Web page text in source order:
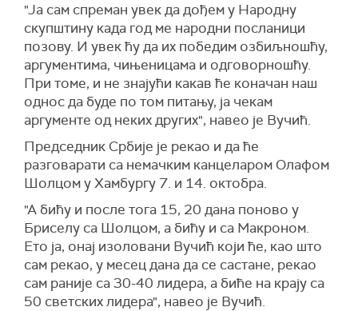
"Ја сам спреман увек да дођем у Народну
скупштину када год ме народни посланици
позову. И увек ћу да их победим озбиљношћу,
аргументима, чињеницама и одговорношћу.
При томе, и не знајући какав ће коначан наш
однос да буде по том питању, ја чекам
аргументе од неких других", навео је Вучић.
Председник Србије је рекао и да ће
разговарати са немачким канцеларом Олафом
Шолцом у Хамбургу 7. и 14. октобра.
"А бићу и после тога 15, 20 дана поново у
Бриселу са Шолцом, а бићу и са Макроном.
Ето ја, онај изоловани Вучић који ће, као што
сам рекао, у месец дана да се састане, рекао
сам раније са 30-40 лидера, а биће на крају са
50 светских лидера", навео је Вучић.